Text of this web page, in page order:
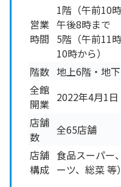
営業
時間
1階（午前10
午後8時まで
5階（午前11
10時から）
階数 地上6階・地
全館
開業 2022年4月1日
店舗
数
全65店舗
店舗
構成
食品スーパー
ーツ、総菜 等